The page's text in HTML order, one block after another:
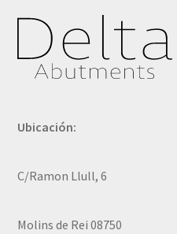
Ubicación:
C/Ramon Llull, 6
Molins de Rei 08750